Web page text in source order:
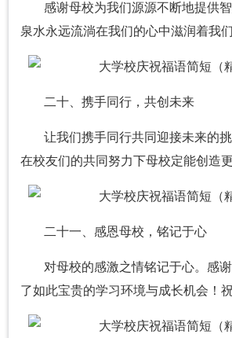
感谢母校为我们源源不断地提供
泉水永远流淌在我们的心中滋润着我
二十、携手同行，共创未来
让我们携手同行共同迎接未来的
在校友们的共同努力下母校定能创造
二十一、感恩母校，铭记于心
对母校的感激之情铭记于心。感
了如此宝贵的学习环境与成长机会！